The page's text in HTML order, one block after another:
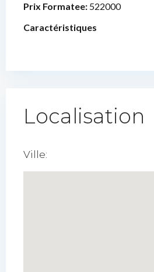
Prix Formatee: 522000
Caractéristiques
Localisation
Ville: